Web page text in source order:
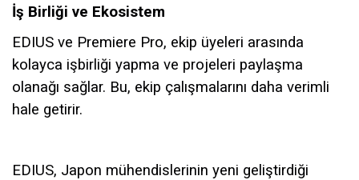
İş Birliği ve Ekosistem
EDIUS ve Premiere Pro, ekip üyeleri arasında
kolayca işbirliği yapma ve projeleri paylaşma
olanağı sağlar. Bu, ekip çalışmalarını daha verimli
hale getirir.
EDIUS, Japon mühendislerinin yeni geliştirdiği